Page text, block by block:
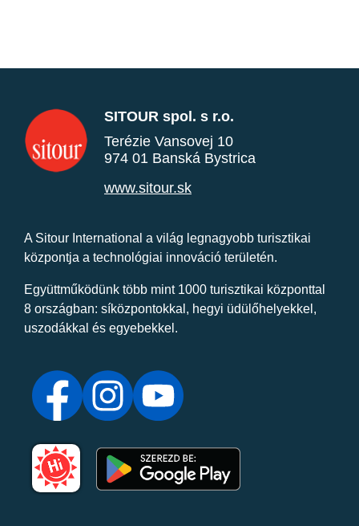
SITOUR spol. s r.o.
Terézie Vansovej 10
974 01 Banská Bystrica
www.sitour.sk
A Sitour International a világ legnagyobb turisztikai
központja a technológiai innováció területén.
Együttműködünk több mint 1000 turisztikai központtal
8 országban: síközpontokkal, hegyi üdülőhelyekkel,
uszodákkal és egyebekkel.